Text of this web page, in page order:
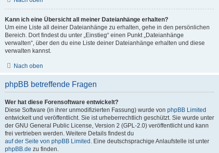
Kann ich eine Übersicht all meiner Dateianhänge erhalten?
Um eine Liste all deiner Dateianhänge zu erhalten, gehe in den persönlichen
Bereich. Dort findest du unter „Einstieg“ einen Punkt „Dateianhänge
verwalten“, über den du eine Liste deiner Dateianhänge erhalten und diese
verwalten kannst.
Nach oben
phpBB betreffende Fragen
Wer hat diese Forensoftware entwickelt?
Diese Software (in ihrer unmodifizierten Fassung) wurde von phpBB Limited
entwickelt und veröffentlicht. Sie ist urheberrechtlich geschützt. Sie wurde unter
der GNU General Public License, Version 2 (GPL-2.0) veröffentlicht und kann
frei vertrieben werden. Weitere Details findest du
auf der Seite von phpBB Limited . Eine deutschsprachige Anlaufstelle ist unter
phpBB.de zu finden.